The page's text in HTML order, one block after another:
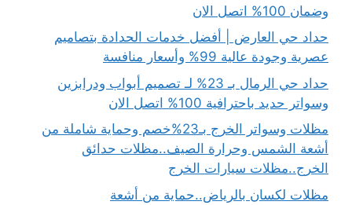
وضمان 100% اتصل الان
حداد حي العارض | أفضل خدمات الحدادة بتصاميم
عصرية وجودة عالية 99% وأسعار منافسة
حداد حي الرمال بـ 23% لـ تصميم أبواب ودرابزين
وسواتر حديد باحترافية 100% اتصل الان
مظلات وسواتر الخرج بـ23%خصم وحماية شاملة من
أشعة الشمس وحرارة الصيف..مظلات حدائق
الخرج..مظلات سيارات الخرج
مظلات لكسان بالرياض..حماية من أشعة